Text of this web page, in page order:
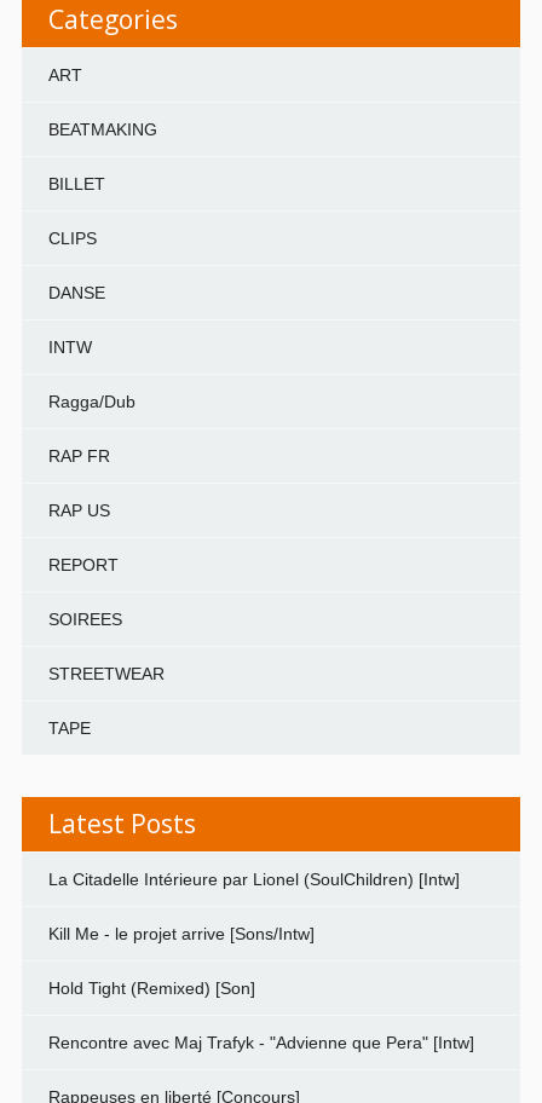
Categories
ART
BEATMAKING
BILLET
CLIPS
DANSE
INTW
Ragga/Dub
RAP FR
RAP US
REPORT
SOIREES
STREETWEAR
TAPE
Latest Posts
La Citadelle Intérieure par Lionel (SoulChildren) [Intw]
Kill Me - le projet arrive [Sons/Intw]
Hold Tight (Remixed) [Son]
Rencontre avec Maj Trafyk - "Advienne que Pera" [Intw]
Rappeuses en liberté [Concours]